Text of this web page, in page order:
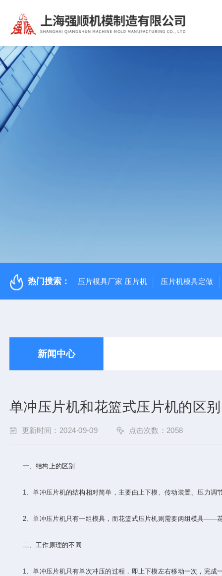
热门搜索： 压片模具厂家 压片机 压片机模具定做
新闻中心
单冲压片机和花篮式压片机的区别
更新时间：2024-09-09 点击次数：2058
一、结构上的区别
1、单冲压片机的结构相对简单，主要由上下模、传动装置、压力调
2、单冲压片机只有一组模具，而花篮式压片机则需要两组模具——
二、工作原理的不同
1、单冲压片机只有单次冲压的过程，即上下模左右移动一次，完成